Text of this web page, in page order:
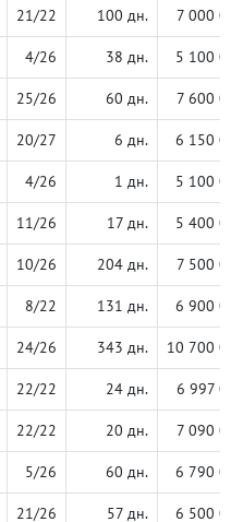
21/22 100 дн. 7 000
4/26 38 дн. 5 100
25/26 60 дн. 7 600
20/27 6 дн. 6 150
4/26 1 дн. 5 100
11/26 17 дн. 5 400
10/26 204 дн. 7 500
8/22 131 дн. 6 900
24/26 343 дн. 10 700
22/22 24 дн. 6 997
22/22 20 дн. 7 090
5/26 60 дн. 6 790
21/26 57 дн. 6 500